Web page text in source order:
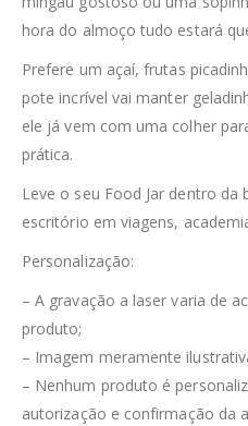
hora do almoço tudo estará
Prefere um açaí, frutas
pote incrível vai manter
ele já vem com uma colher
prática.
Leve o seu Food Jar dentro da
escritório em viagens,
Personalização:
– A gravação a laser varia de
produto;
– Imagem meramente
– Nenhum produto é
autorização e confirmação da